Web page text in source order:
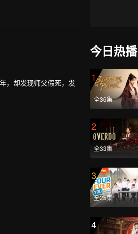
，却发现师父假死，发
今日热播
1
全36集
2
全33集
3
全25集
4